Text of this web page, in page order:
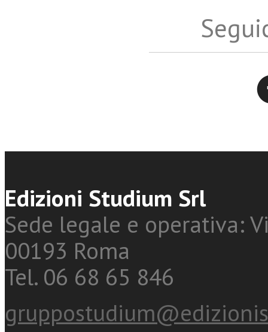
Edizioni Studium Srl
Sede legale e operativa:
00193 Roma
Tel. 06 68 65 846